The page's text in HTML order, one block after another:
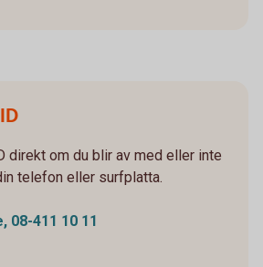
direkt om du blir av med eller inte
telefon eller surfplatta.
08-411 10 11